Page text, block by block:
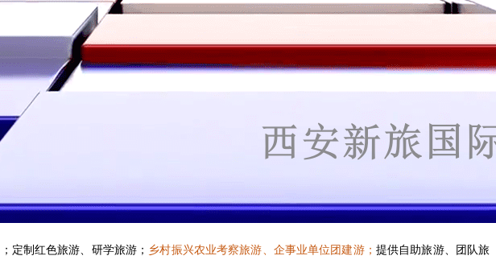
；定制红色旅游、研学旅游； 乡村振兴农业考察旅游、企事业单位团建游； 提供自助旅游、团队旅